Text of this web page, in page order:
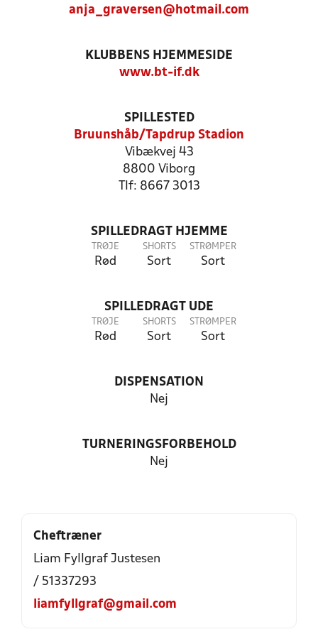
anja_graversen@hotmail.com
KLUBBENS HJEMMESIDE
www.bt-if.dk
SPILLESTED
Bruunshåb/Tapdrup Stadion
Vibækvej 43
8800 Viborg
Tlf: 8667 3013
SPILLEDRAGT HJEMME
TRØJE
Rød
SHORTS
Sort
STRØMPER
Sort
SPILLEDRAGT UDE
TRØJE
Rød
SHORTS
Sort
STRØMPER
Sort
DISPENSATION
Nej
TURNERINGSFORBEHOLD
Nej
Cheftræner
Liam Fyllgraf Justesen
/ 51337293
liamfyllgraf@gmail.com